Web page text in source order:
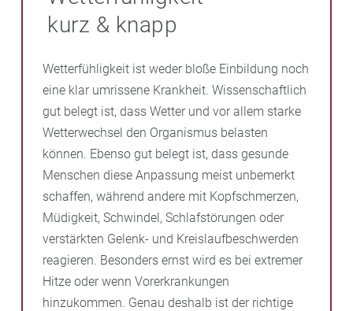
kurz & knapp
Wetterfühligkeit ist weder bloße Einbildung noch
eine klar umrissene Krankheit. Wissenschaftlich
gut belegt ist, dass Wetter und vor allem starke
Wetterwechsel den Organismus belasten
können. Ebenso gut belegt ist, dass gesunde
Menschen diese Anpassung meist unbemerkt
schaffen, während andere mit Kopfschmerzen,
Müdigkeit, Schwindel, Schlafstörungen oder
verstärkten Gelenk- und Kreislaufbeschwerden
reagieren. Besonders ernst wird es bei extremer
Hitze oder wenn Vorerkrankungen
hinzukommen. Genau deshalb ist der richtige